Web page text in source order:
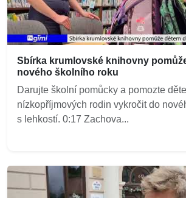
Sbírka krumlovské knihovny
nového školního roku
Darujte školní pomůcky a pomozte
nízkopříjmových rodin vykročit do
s lehkostí. 0:17 Zachova...